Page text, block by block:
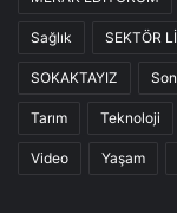
Sağlık SEKTÖR
SOKAKTAYIZ
Tarım Teknoloji
Video Yaşam